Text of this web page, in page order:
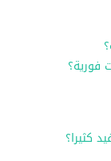
فورية؟
كثيرا؟